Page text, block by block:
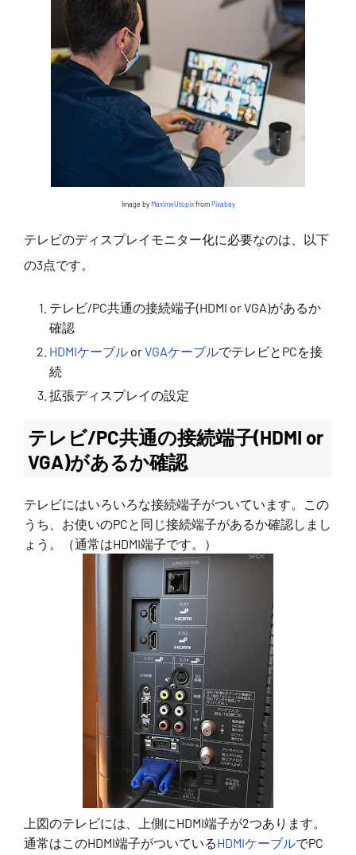
Image byMaximeUtopixfromPixabay
テレビのディスプレイモニター化に必要なのは、以下
の3点です。
テレビ/PC共通の接続端子(HDMI or VGA)があるか
確認
HDMIケーブル orVGAケーブルでテレビとPCを接
続
拡張ディスプレイの設定
テレビ/PC共通の接続端子(HDMI or
VGA)があるか確認
テレビにはいろいろな接続端子がついています。この
うち、お使いのPCと同じ接続端子があるか確認しまし
ょう。（通常はHDMI端子です。）
上図のテレビには、上側にHDMI端子が2つあります。
通常はこのHDMI端子がついているHDMIケーブルでPC